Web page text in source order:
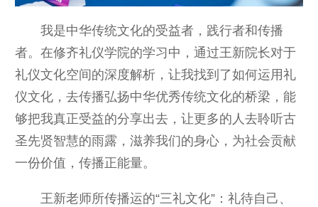
我是中华传统文化的受益者，践行者和传播
者。在修齐礼仪学院的学习中，通过王新院长对于
礼仪文化空间的深度解析，让我找到了如何运用礼
仪文化，去传播弘扬中华优秀传统文化的桥梁，能
够把我真正受益的分享出去，让更多的人去聆听古
圣先贤智慧的雨露，滋养我们的身心，为社会贡献
一份价值，传播正能量。
王新老师所传播运的“三礼文化”：礼待自己、